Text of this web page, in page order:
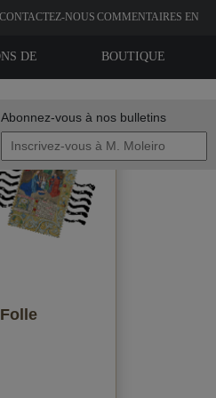
Abonnez-vous à nos bulletins
NOUS COMMENTAIRES EN
BOUTIQUE
DE
données
email